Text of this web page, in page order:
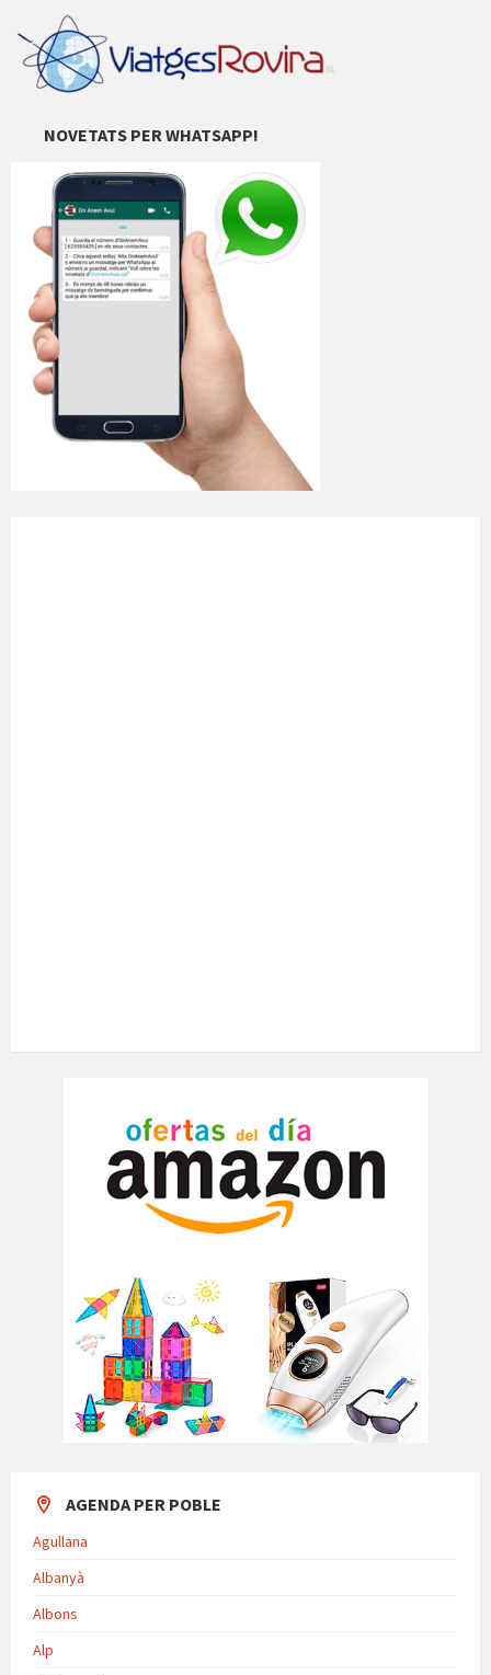
NOVETATS PER WHATSAPP!
AGENDA PER POBLE
Agullana
Albanyà
Albons
Alp